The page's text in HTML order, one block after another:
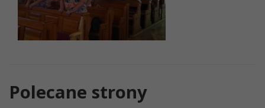
Polecane strony